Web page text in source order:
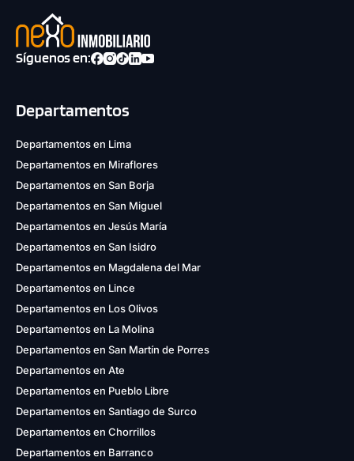
1 unidad disponible
S/ 502,500
109.00 m²
3 dorms.
COTIZAR AHORA
Síguenos en:
Departamentos
Departamentos en Lima
Departamentos en Miraflores
Departamentos en San Borja
Departamentos en San Miguel
Departamentos en Jesús María
Departamentos en San Isidro
Departamentos en Magdalena del Mar
Departamentos en Lince
Departamentos en Los Olivos
Departamentos en La Molina
Departamentos en San Martín de Porres
Departamentos en Ate
Departamentos en Pueblo Libre
Departamentos en Santiago de Surco
Departamentos en Chorrillos
Departamentos en Barranco